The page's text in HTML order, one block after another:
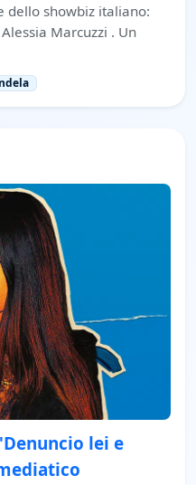
dello showbiz italiano:
Marcuzzi . Un
lei e